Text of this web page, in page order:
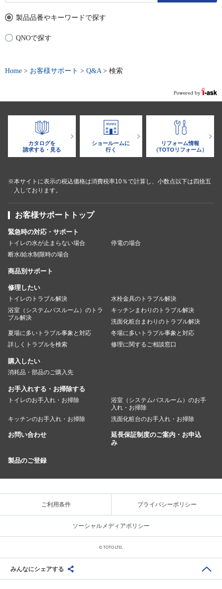
製品品番やキーワードで探す
QNOで探す
Home > お客様サポート > Q&A> 検索
カタログを
請求する・見る
ショールームに
行く
リフォーム情報
（TOTOリフォーム）
※本サイトに表示の税込価格は消費税率10％で計算し、小数点以下は四捨五
入しております。
お客様サポートトップ
緊急時の対応・サポート
トイレの水が止まらない場合
停電の場合
断水/給水制限時の場合
商品別サポート
修理したい
トイレのトラブル解決
水栓金具のトラブル解決
浴室（システムバスルーム）のトラ
ブル解決
キッチンまわりのトラブル解決
洗面化粧台まわりのトラブル解決
夏場に多いトラブル事象と対応
冬場に多いトラブル事象と対応
詳しくトラブルを検索
修理に関するご相談窓口
購入したい
消耗品・部品のご購入先
お手入れする・お掃除する
トイレのお手入れ・お掃除
浴室（システムバスルーム）のお手
入れ・お掃除
キッチンのお手入れ・お掃除
洗面化粧台のお手入れ・お掃除
お問い合わせ
延長保証制度のご案内・お申込
み
製品のご登録
ご利用条件 プライバシーポリシー
ソーシャルメディアポリシー
みんなにシェアする
© TOTO LTD.